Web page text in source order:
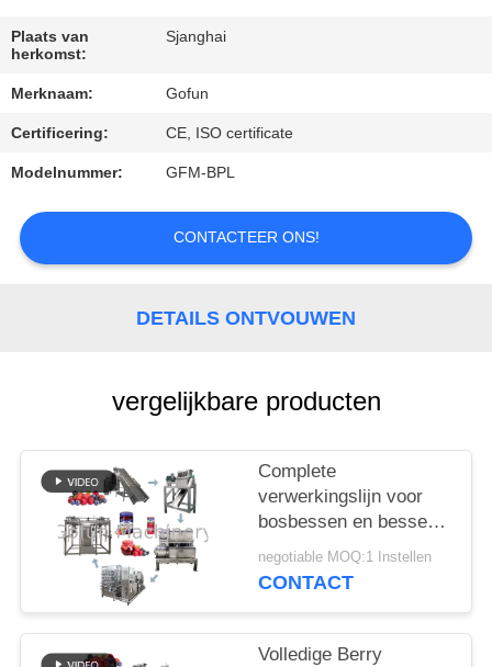
CONTACTEER
ONS
NIEUWS
GEVALLEN
VERZOEK
EEN
CITAAT
SITEMAP
PRIVACYBELEID
Plaats van
herkomst:
Sjanghai
Merknaam: Gofun
Certificering: CE, ISO certificate
Modelnummer: GFM-BPL
CONTACTEER ONS!
DETAILS ONTVOUWEN
vergelijkbare producten
Complete
verwerkingslijn voor
bosbessen en bessen |
Kant-en-klare sap- en
pureefabrieksapparatuur
negotiable MOQ:1 Instellen
CONTACT
Volledige Berry